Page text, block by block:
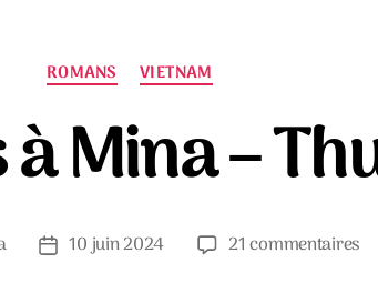
Catégories
ROMANS VIETNAM
Mina –
Date10 juin 2024 21 commentaires